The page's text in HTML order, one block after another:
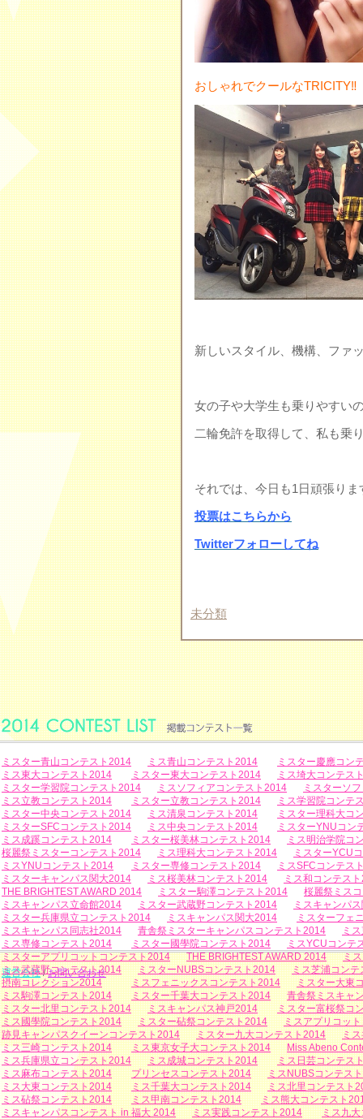
おしゃれでクールなTRICITY‼︎
新しいスタイル、機構、ファ
女の子や大学生も乗りやすい
二輪免許を取得して、私も乗
それでは、今日も1日頑張り
投票はこちらから
Twitterフォローしてね
未分類
ミスター青山コンテスト2014 ミス青山コンテスト2014
ミスター慶應コン
ミス東大コンテスト2014
ミスター東大コンテスト2014
ミス埼大コンテス
ミスター学習院コンテスト2014
ミスソフィアコンテスト2014
ミスターソ
ミス立教コンテスト2014
ミスター立教コンテスト2014
ミス学習院コンテ
ミスター中央コンテスト2014
ミス清泉コンテスト2014
ミスター理科大コ
ミスターSFCコンテスト2014
ミス中央コンテスト2014
ミスターYNUコン
ミス成蹊コンテスト2014
ミスター桜美林コンテスト2014
ミス明治学院コ
桜麗祭ミスターコンテスト2014
ミス理科大コンテスト2014
ミスターYCU
ミスYNUコンテスト2014
ミスター専修コンテスト2014
ミスSFCコンテス
ミスターキャンパス関大2014
ミス桜美林コンテスト2014
ミス和コンテス
THE BRIGHTEST AWARD 2014
ミスター駒澤コンテスト2014
桜麗祭ミス
ミスキャンパス立命館2014
ミスター武蔵野コンテスト2014
ミスキャンパ
ミスター兵庫県立コンテスト2014
ミスキャンパス関大2014
ミスターフェ
ミスキャンパス同志社2014
青舎祭ミスターキャンパスコンテスト2014
ミ
ミス専修コンテスト2014
ミスター國學院コンテスト2014
ミスYCUコンテ
ミスターアプリコットコンテスト2014
THE BRIGHTEST AWARD 2014
ミ
ミス武蔵野コンテスト2014
ミスターNUBSコンテスト2014
ミス芝浦コンテ
摂南コレクション2014
ミスフェニックスコンテスト2014
ミスター大東
ミス駒澤コンテスト2014
ミスター千葉大コンテスト2014
青舎祭ミスキャ
ミスター北里コンテスト2014
ミスキャンパス神戸2014
ミスター富桜祭コ
ミス國學院コンテスト2014
ミスター砧祭コンテスト2014
ミスアプリコッ
跡見キャンパスクイーンコンテスト2014
ミスター九大コンテスト2014
ミ
ミス三崎コンテスト2014
ミス東京女子大コンテスト2014
Miss Abeno
ミス兵庫県立コンテスト2014
ミス成城コンテスト2014
ミス日芸コンテス
ミス麻布コンテスト2014
プリンセスコンテスト2014
ミスNUBSコンテス
ミス大東コンテスト2014
ミス千葉大コンテスト2014
ミス北里コンテスト
ミス砧祭コンテスト2014
ミス甲南コンテスト2014
ミス熊大コンテスト
ミスキャンパスコンテスト in 福大 2014
ミス実践コンテスト2014 ミス九
運営会社/お問い合わせ